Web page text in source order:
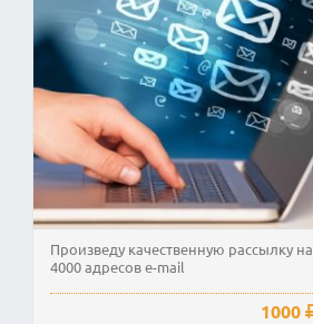
Произведу качественную рассылку на
4000 адресов e-mail
1000